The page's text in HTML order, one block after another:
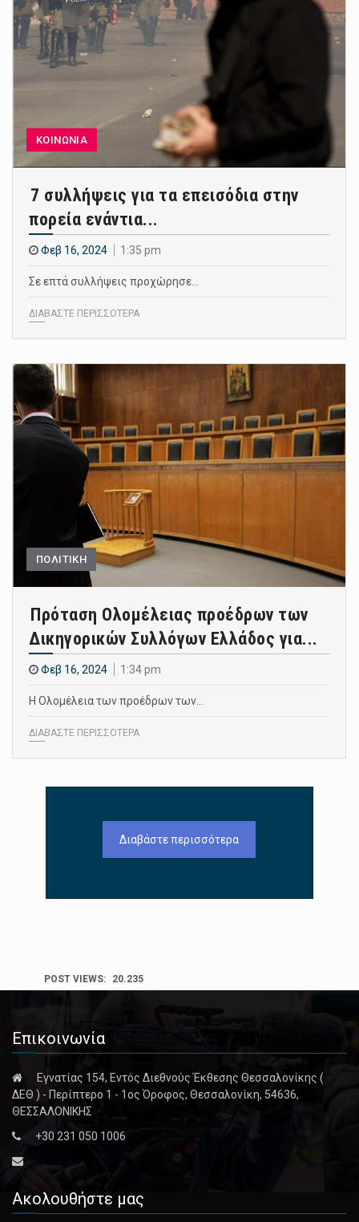
ΚΟΙΝΩΝΙΑ
7 συλλήψεις για τα επεισόδια στην
πορεία ενάντια...
Φεβ 16, 2024 1:35 pm
Σε επτά συλλήψεις προχώρησε…
ΔΙΑΒΑΣΤΕ ΠΕΡΙΣΣΟΤΕΡΑ
ΠΟΛΙΤΙΚΗ
Πρόταση Ολομέλειας προέδρων των
Δικηγορικών Συλλόγων Ελλάδος για...
Φεβ 16, 2024 1:34 pm
Η Ολομέλεια των προέδρων των…
ΔΙΑΒΑΣΤΕ ΠΕΡΙΣΣΟΤΕΡΑ
Διαβάστε περισσότερα
POST VIEWS: 20.235
Επικοινωνία
Εγνατίας 154, Εντός Διεθνούς Έκθεσης Θεσσαλονίκης (
ΔΕΘ ) - Περίπτερο 1 - 1ος Όροφος, Θεσσαλονίκη, 54636,
ΘΕΣΣΑΛΟΝΙΚΗΣ
+30 231 050 1006
Ακολουθήστε μας